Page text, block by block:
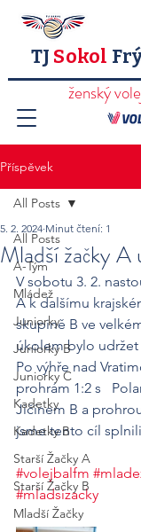
TJ Sokol
ženský
Příspěvek
All Posts
A-Tým
Mládež
Juniorky
Juniorky B
Juniorky C
Kadetky
Kadetky B
Starší Žačky A
Starší Žačky B
Mladší Žačky
All Posts
Mladší žačky A
5. 2. 2024 Minut čtení: 1
V sobotu 3. 2.
A k dalšímu
skupině B ve
úkolem bylo
Po výhře nad
prohrám 1:2 s
Jičínem B a
jsme tento cíl
#volejbalfm
#mladsizacky